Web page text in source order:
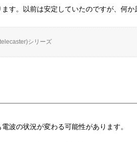
す。以前は安定していたのですが、何か
シリーズ
波の状況が変わる可能性があります。